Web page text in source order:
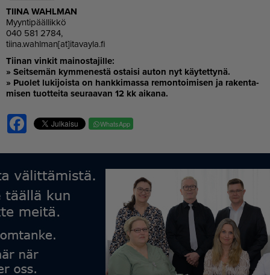
TII­NA WAHL­MAN
Myyn­ti­pääl­lik­kö
040 581 2784,
tii­na.wahl­man[at]ita­va­y­la.fi
Tii­nan vin­kit mai­nos­ta­jil­le:
» Seit­se­män kym­me­nes­tä os­tai­si au­ton nyt käy­tet­ty­nä.
» Puo­let lu­ki­jois­ta on hank­ki­mas­sa re­mon­toi­mi­sen ja ra­ken­ta­
mi­sen tuot­tei­ta seu­raa­van 12 kk ai­ka­na.
Facebook WhatsApp